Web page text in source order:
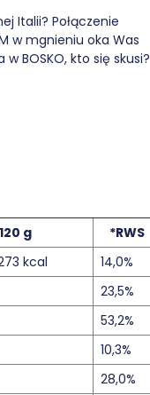
Italii? Połączenie
w mgnieniu oka Was
w BOSKO, kto się skusi?
120 g
*RWS
kcal
14,0%
23,5%
53,2%
10,3%
28,0%